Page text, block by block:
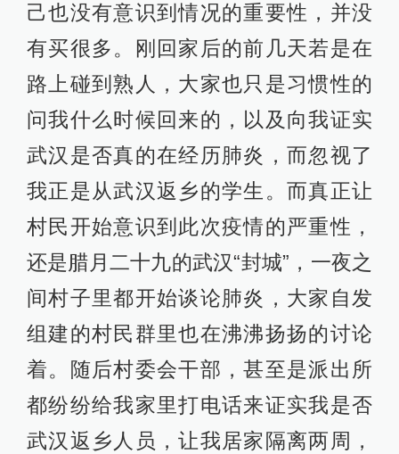
己也没有意识到情况的重要性，并没
有买很多。刚回家后的前几天若是在
路上碰到熟人，大家也只是习惯性的
问我什么时候回来的，以及向我证实
武汉是否真的在经历肺炎，而忽视了
我正是从武汉返乡的学生。而真正让
村民开始意识到此次疫情的严重性，
还是腊月二十九的武汉“封城”，一夜之
间村子里都开始谈论肺炎，大家自发
组建的村民群里也在沸沸扬扬的讨论
着。随后村委会干部，甚至是派出所
都纷纷给我家里打电话来证实我是否
武汉返乡人员，让我居家隔离两周，